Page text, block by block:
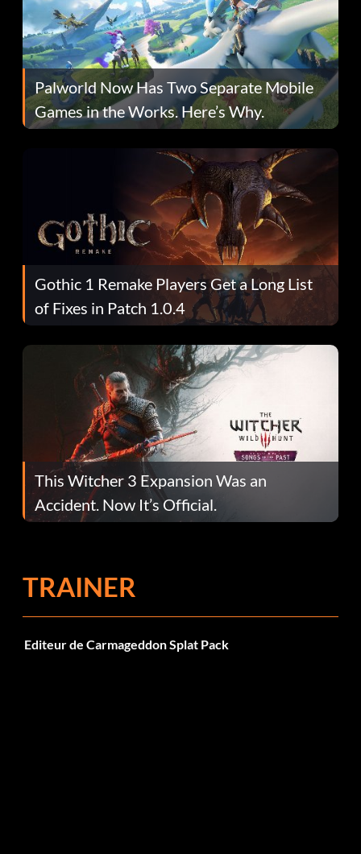
Palworld Now Has Two Separate Mobile
Games in the Works. Here’s Why.
Gothic 1 Remake Players Get a Long List
of Fixes in Patch 1.0.4
This Witcher 3 Expansion Was an
Accident. Now It’s Official.
TRAINER
Editeur de Carmageddon Splat Pack